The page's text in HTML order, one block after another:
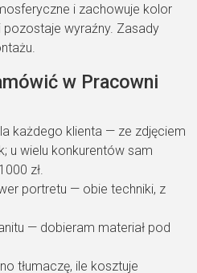
i zachowuje kolor
pozostaje wyraźny. Zasady
w Pracowni
każdego klienta — ze zdjęciem
u wielu konkurentów sam
zł.
portretu — obie techniki, z
— dobieram materiał pod
tłumaczę, ile kosztuje